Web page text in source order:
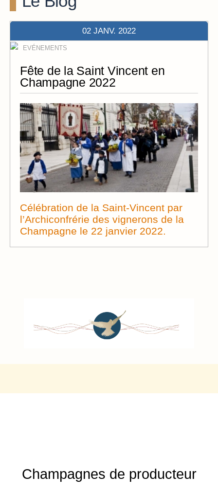
02 JANV. 2022
EVÉNEMENTS
Fête de la Saint Vincent en
Champagne 2022
Célébration de la Saint-Vincent par
l’Archiconfrérie des vignerons de la
Champagne le 22 janvier 2022.
Champagnes de producteur